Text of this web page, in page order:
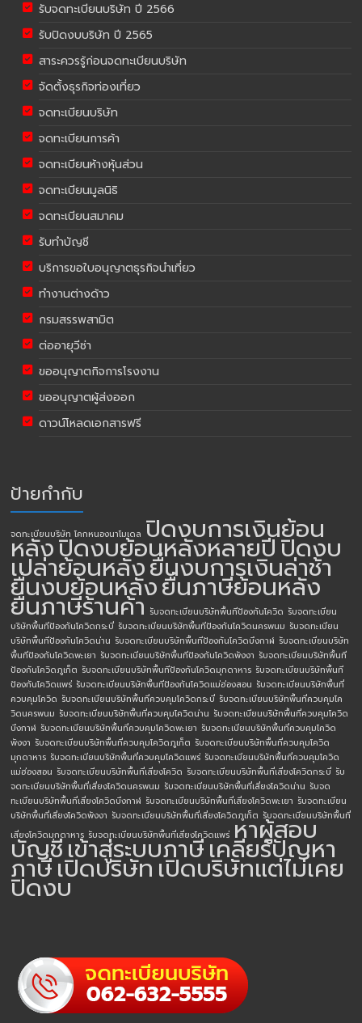
รับจดทะเบียนบริษัท ปี 2566
รับปิดงบบริษัท ปี 2565
สาระควรรู้ก่อนจดทะเบียนบริษัท
จัดตั้งธุรกิจท่องเที่ยว
จดทะเบียนบริษัท
จดทะเบียนการค้า
จดทะเบียนห้างหุ้นส่วน
จดทะเบียนมูลนิธิ
จดทะเบียนสมาคม
รับทำบัญชี
บริการขอใบอนุญาตธุรกิจนำเที่ยว
ทำงานต่างด้าว
กรมสรรพสามิต
ต่ออายุวีซ่า
ขออนุญาตกิจการโรงงาน
ขออนุญาตผู้ส่งออก
ดาวน์โหลดเอกสารฟรี
ป้ายกำกับ
จดทะเบียนบริษัท โคกหนองนาโมเดล ปิดงบการเงินย้อน
หลังปิดงบย้อนหลังหลายปีปิดงบ
เปล่าย้อนหลังยื่นงบการเงินล่าช้า
ยื่นงบย้อนหลังยื่นภาษีย้อนหลัง
ยื่นภาษีร้านค้า รับจดทะเบียนบริษัทพื้นทีป้องกันโควิด รับจดทะเบียน
บริษัทพื้นทีป้องกันโควิดกระบี่ รับจดทะเบียนบริษัทพื้นทีป้องกันโควิดนครพนม รับจดทะเบียน
บริษัทพื้นทีป้องกันโควิดน่าน รับจดทะเบียนบริษัทพื้นทีป้องกันโควิดบึงกาฬ รับจดทะเบียนบริษัท
พื้นทีป้องกันโควิดพะเยา รับจดทะเบียนบริษัทพื้นทีป้องกันโควิดพังงา รับจดทะเบียนบริษัทพื้นที
ป้องกันโควิดภูเก็ต รับจดทะเบียนบริษัทพื้นทีป้องกันโควิดมุกดาหาร รับจดทะเบียนบริษัทพื้นที
ป้องกันโควิดแพร่ รับจดทะเบียนบริษัทพื้นทีป้องกันโควิดแม่ฮ่องสอน รับจดทะเบียนบริษัทพื้นที่
ควบคุมโควิด รับจดทะเบียนบริษัทพื้นที่ควบคุมโควิดกระบี่ รับจดทะเบียนบริษัทพื้นที่ควบคุมโค
วิดนครพนม รับจดทะเบียนบริษัทพื้นที่ควบคุมโควิดน่าน รับจดทะเบียนบริษัทพื้นที่ควบคุมโควิด
บึงกาฬ รับจดทะเบียนบริษัทพื้นที่ควบคุมโควิดพะเยา รับจดทะเบียนบริษัทพื้นที่ควบคุมโควิด
พังงา รับจดทะเบียนบริษัทพื้นที่ควบคุมโควิดภูเก็ต รับจดทะเบียนบริษัทพื้นที่ควบคุมโควิด
มุกดาหาร รับจดทะเบียนบริษัทพื้นที่ควบคุมโควิดแพร่ รับจดทะเบียนบริษัทพื้นที่ควบคุมโควิด
แม่ฮ่องสอน รับจดทะเบียนบริษัทพื้นที่เสี่ยงโควิด รับจดทะเบียนบริษัทพื้นที่เสี่ยงโควิดกระบี่ รับ
จดทะเบียนบริษัทพื้นที่เสี่ยงโควิดนครพนม รับจดทะเบียนบริษัทพื้นที่เสี่ยงโควิดน่าน รับจด
ทะเบียนบริษัทพื้นที่เสี่ยงโควิดบึงกาฬ รับจดทะเบียนบริษัทพื้นที่เสี่ยงโควิดพะเยา รับจดทะเบียน
บริษัทพื้นที่เสี่ยงโควิดพังงา รับจดทะเบียนบริษัทพื้นที่เสี่ยงโควิดภูเก็ต รับจดทะเบียนบริษัทพื้นที่
เสี่ยงโควิดมุกดาหาร รับจดทะเบียนบริษัทพื้นที่เสี่ยงโควิดแพร่ หาผู้สอบ
บัญชีเข้าสู่ระบบภาษีเคลียร์ปัญหา
ภาษีเปิดบริษัทเปิดบริษัทแต่ไม่เคย
ปิดงบ